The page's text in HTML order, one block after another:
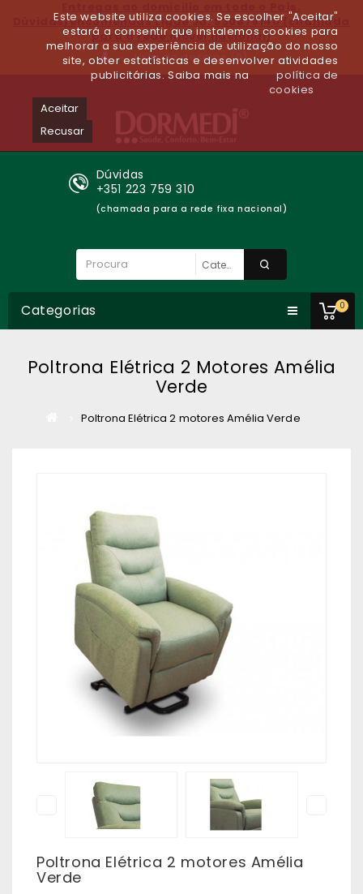
Dúvidas/encomendas Ligue Já: 930679140 (chamada
para a rede móvel nacional)
Lista de desejos (0)
0
Dúvidas
+351 223 759 310
(chamada para a rede fixa nacional)
Categorias
Poltrona Elétrica 2 Motores Amélia
Verde
Poltrona Elétrica 2 motores Amélia Verde
Poltrona Elétrica 2 motores Amélia
Verde
Este website utiliza cookies. Se escolher "Aceitar"
estará a consentir que instalemos cookies para
melhorar a sua experiência de utilização do nosso
site, obter estatísticas e desenvolver atividades
publicitárias. Saiba mais na
política de
cookies
Aceitar
Recusar